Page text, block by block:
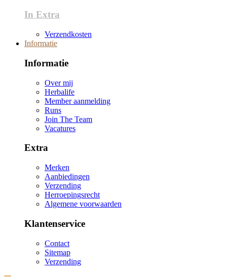
In Extra
Verzendkosten
Informatie
Informatie
Over mij
Herbalife
Member aanmelding
Runs
Join The Team
Vacatures
Extra
Merken
Aanbiedingen
Verzending
Herroepingsrecht
Algemene voorwaarden
Klantenservice
Contact
Sitemap
Verzending